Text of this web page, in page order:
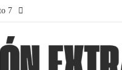
7